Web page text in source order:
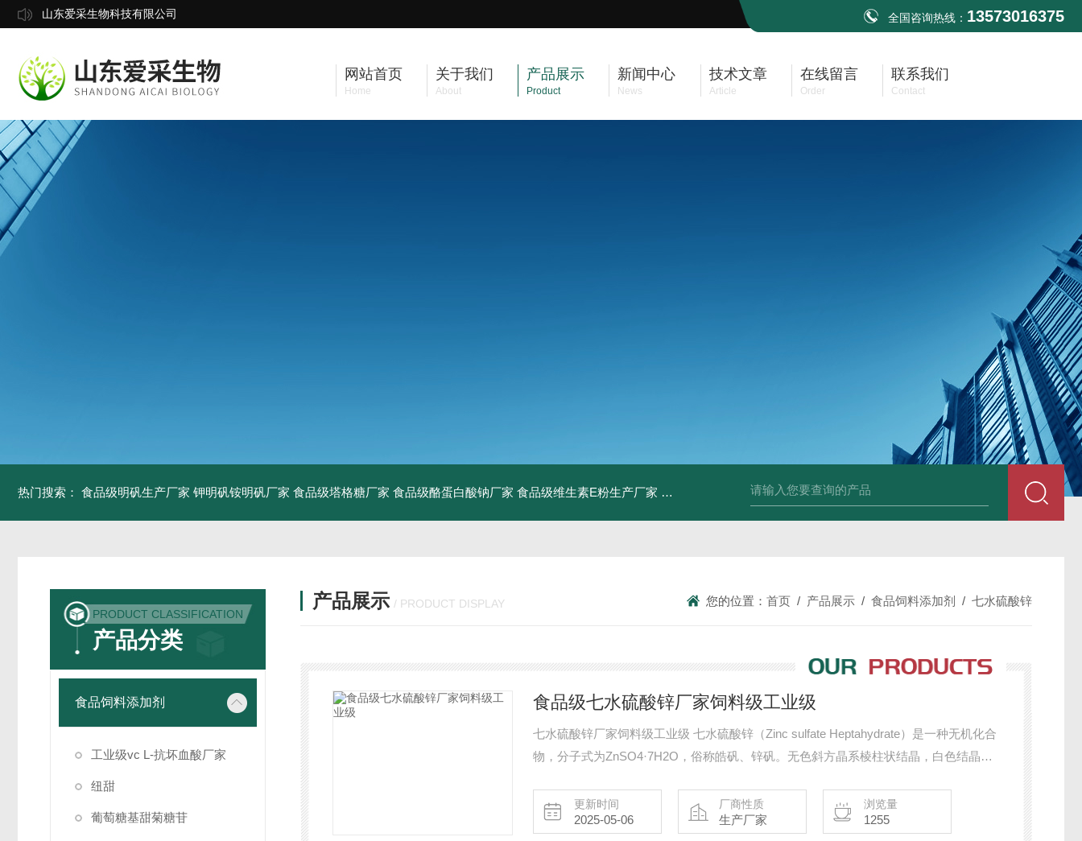
山东爱采生物科技有限公司 全国咨询热线： 13573016375
网站首页
Home
关于我们
About
产品展示
Product
新闻中心
News
技术文章
Article
在线留言
Order
联系我们
Contact
热门搜索： 食品级明矾生产厂家 钾明矾铵明矾厂家 食品级塔格糖厂家 食品级酪蛋白酸钠厂家 食品级维生素E粉生产厂家 食品级牛骨胶原蛋白生产厂家 食品级复合氨基酸生产厂家 食品级黄原胶生产厂
PRODUCT CLASSIFICATION
产品分类
食品饲料添加剂
工业级vc L-抗坏血酸厂家
纽甜
葡萄糖基甜菊糖苷
产品展示 / PRODUCT DISPLAY 您的位置： 首页 / 产品展示 / 食品饲料添加剂 / 七水硫酸锌
食品级七水硫酸锌厂家饲料级工业级
七水硫酸锌厂家饲料级工业级 七水硫酸锌（Zinc sulfate Heptahydrate）是一种无机化合
物，分子式为ZnSO4·7H2O，俗称皓矾、锌矾。无色斜方晶系棱柱状结晶，白色结晶粉
更新时间
2025-05-06
厂商性质
生产厂家
浏览量
1255